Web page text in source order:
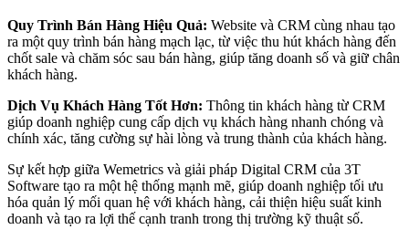
Quy Trình Bán Hàng Hiệu Quả: Website và CRM cùng nhau tạo
ra một quy trình bán hàng mạch lạc, từ việc thu hút khách hàng đến
chốt sale và chăm sóc sau bán hàng, giúp tăng doanh số và giữ chân
khách hàng.
Dịch Vụ Khách Hàng Tốt Hơn: Thông tin khách hàng từ CRM
giúp doanh nghiệp cung cấp dịch vụ khách hàng nhanh chóng và
chính xác, tăng cường sự hài lòng và trung thành của khách hàng.
Sự kết hợp giữa Wemetrics và giải pháp Digital CRM của 3T
Software tạo ra một hệ thống mạnh mẽ, giúp doanh nghiệp tối ưu
hóa quản lý mối quan hệ với khách hàng, cải thiện hiệu suất kinh
doanh và tạo ra lợi thế cạnh tranh trong thị trường kỹ thuật số.